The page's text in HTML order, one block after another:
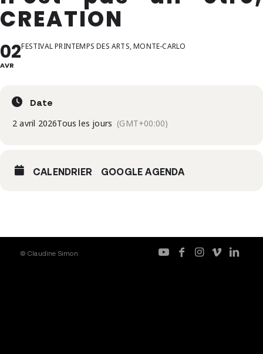
CREATION
02
AVR
FESTIVAL PRINTEMPS DES ARTS, MONTE-CARLO
Date
2 avril 2026Tous les jours (GMT+00:00)
CALENDRIER GOOGLE AGENDA
© Claudine Simon